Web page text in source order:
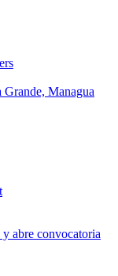
Grande, Managua
abre convocatoria